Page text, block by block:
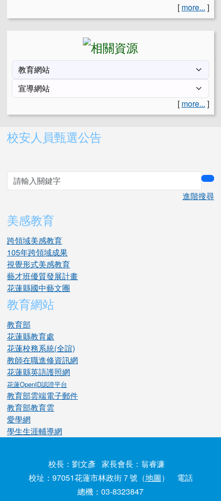
[ more... ]
[ more... ]
右邊區域內容
校安人員甄選公告
進階搜尋
美感教育
跨領域美感教育
105年跨領域成果
視覺形式美感教育
藝才班優質發展計畫
花蓮縣國中藝文團
教育網站
教育部
花蓮縣教育處
花蓮校務系統(全誼)
教師在職進修資訊網
花蓮縣英語護照網
花蓮OpenID認證平台
教育部雲端電子郵件
教育部教育雲
愛學網
學生生涯輔導網
校長：劉文彥 家長會長：翁睿濂
校址：97051花蓮市林政街７號（地圖） 電話
總機：03-8323847